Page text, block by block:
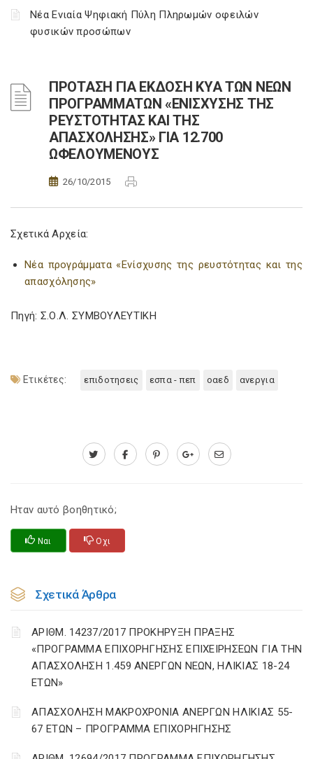
Νέα Ενιαία Ψηφιακή Πύλη Πληρωμών οφειλών
φυσικών προσώπων
ΠΡΟΤΑΣΗ ΓΙΑ ΕΚΔΟΣΗ ΚΥΑ ΤΩΝ ΝΕΩΝ
ΠΡΟΓΡΑΜΜΑΤΩΝ «ΕΝΙΣΧΥΣΗΣ ΤΗΣ
ΡΕΥΣΤΟΤΗΤΑΣ ΚΑΙ ΤΗΣ
ΑΠΑΣΧΟΛΗΣΗΣ» ΓΙΑ 12.700
ΩΦΕΛΟΥΜΕΝΟΥΣ
26/10/2015
Σχετικά Αρχεία:
Νέα προγράμματα «Ενίσχυσης της ρευστότητας και της
απασχόλησης»
Πηγή: Σ.Ο.Λ. ΣΥΜΒΟΥΛΕΥΤΙΚΗ
Ετικέτες: επιδοτησεις εσπα - πεπ οαεδ ανεργια
Ηταν αυτό βοηθητικό;
Ναι Οχι
Σχετικά Άρθρα
ΑΡΙΘΜ. 14237/2017 ΠΡΟΚΗΡΥΞΗ ΠΡΑΞΗΣ
«ΠΡΟΓΡΑΜΜΑ ΕΠΙΧΟΡΗΓΗΣΗΣ ΕΠΙΧΕΙΡΗΣΕΩΝ ΓΙΑ ΤΗΝ
ΑΠΑΣΧΟΛΗΣΗ 1.459 ΑΝΕΡΓΩΝ ΝΕΩΝ, ΗΛΙΚΙΑΣ 18-24
ΕΤΩΝ»
ΑΠΑΣΧΟΛΗΣΗ ΜΑΚΡΟΧΡΟΝΙΑ ΑΝΕΡΓΩΝ ΗΛΙΚΙΑΣ 55-
67 ΕΤΩΝ – ΠΡΟΓΡΑΜΜΑ ΕΠΙΧΟΡΗΓΗΣΗΣ